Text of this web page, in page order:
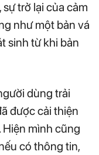
trở lại của cảm
như một bản vá
sinh từ khi bản
dùng trải
được cải thiện
Hiện mình cũng
có thông tin,